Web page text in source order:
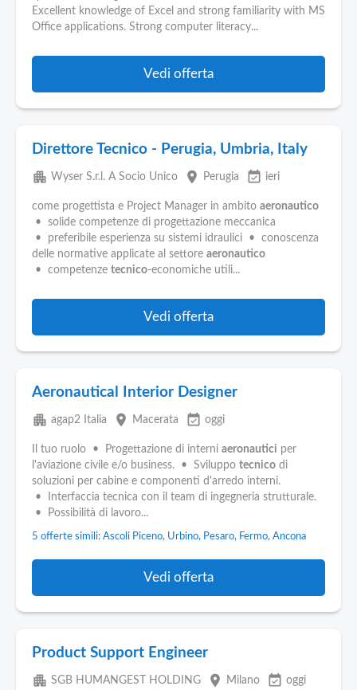
Excellent knowledge of Excel and strong familiarity with MS
Office applications. Strong computer literacy...
Vedi offerta
Direttore Tecnico - Perugia, Umbria, Italy
apartment Wyser S.r.l. A Socio Unico place Perugia event_available ieri
come progettista e Project Manager in ambito aeronautico
• solide competenze di progettazione meccanica
• preferibile esperienza su sistemi idraulici • conoscenza
delle normative applicate al settore aeronautico
• competenze tecnico-economiche utili...
Vedi offerta
Aeronautical Interior Designer
apartment agap2 Italia place Macerata event_available oggi
Il tuo ruolo • Progettazione di interni aeronautici per
l'aviazione civile e/o business. • Sviluppo tecnico di
soluzioni per cabine e componenti d'arredo interni.
• Interfaccia tecnica con il team di ingegneria strutturale.
• Possibilità di lavoro...
5 offerte simili: Ascoli Piceno, Urbino, Pesaro, Fermo, Ancona
Vedi offerta
Product Support Engineer
apartment SGB HUMANGEST HOLDING place Milano event_available oggi